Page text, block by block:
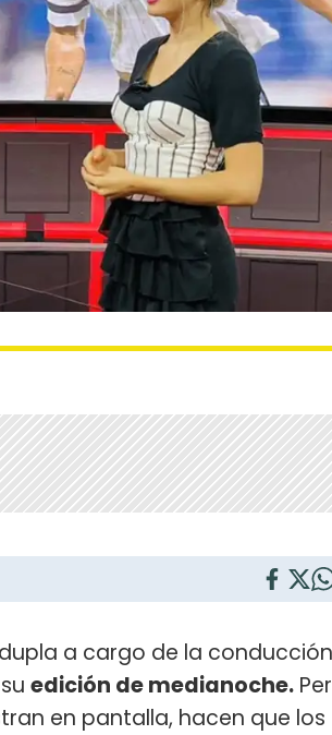
a cargo de la
edición de medianoche.
en pantalla, hacen que los